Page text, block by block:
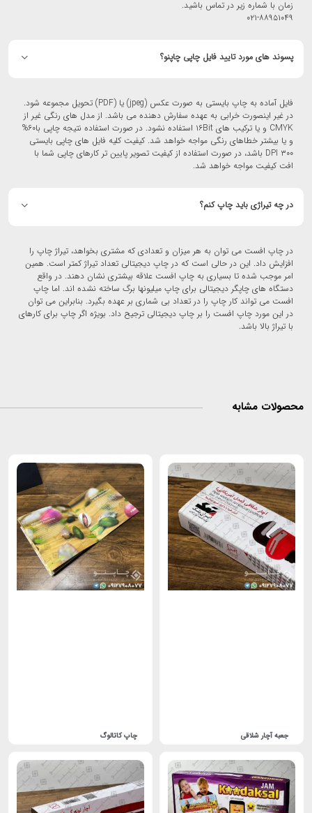
زمان با شماره زیر در تماس باشید.
۰۲۱-۸۸۹۵۱۰۴۹
پسوند های مورد تایید فایل چاپی چاپنو؟
فایل آماده به چاپ بایستی به صورت عکس (jpeg) یا (PDF) تحویل مجموعه شود.
در غیر اینصورت خرابی به عهده سفارش دهنده می باشد. از مدل های رنگی غیر از
CMYK و یا ترکیب های ۱۶Bit استفاده نشود. در صورت استفاده نتیجه چاپی با۶۰%
و یا بیشتر خطاهای رنگی مواجه خواهد شد. کیفیت کلیه فایل های چاپی بایستی
۳۰۰ DPI باشد، در صورت استفاده از کیفیت تصویر پایین تر کارهای چاپی شما با
افت کیفیت مواجه خواهد شد.
در چه تیراژی باید چاپ کنم؟
در چاپ افست می توان به هر میزان و تعدادی که مشتری بخواهد، تیراژ چاپ را
افزایش داد. این در حالی است که در چاپ دیجیتالی تعداد تیراژ کمتر است. همین
امر موجب شده تا بسیاری به چاپ افست علاقه بیشتری نشان دهند. در واقع
دستگاه های چاپگر دیجیتالی برای چاپ میلیونها برگ ساخته نشده اند. اما چاپ
افست می تواند کار چاپ را در تعداد بی شماری بر عهده بگیرد. بنابراین می توان
در این مورد چاپ افست را بر چاپ دیجیتالی ترجیح داد. بویژه اگر چاپ برای کارهای
با تیراژ بالا باشد.
مشابه
جعبه آچار شلاقی چاپ کاتالوگ